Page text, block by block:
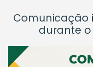
Comunicação
durante